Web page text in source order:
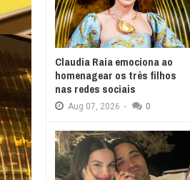
Claudia Raia emociona ao
homenagear os três filhos
nas redes sociais
Aug 07, 2026 - 0